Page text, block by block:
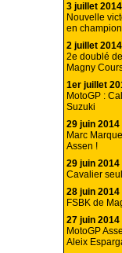
3 juillet 2014
Nouvelle
en
2 juillet 2014
2e doublé
Magny
1er juillet
MotoGP :
Suzuki
29 juin 2014
Marc
Assen !
29 juin 2014
Cavalier
28 juin 2014
FSBK de
27 juin 2014
MotoGP
Aleix